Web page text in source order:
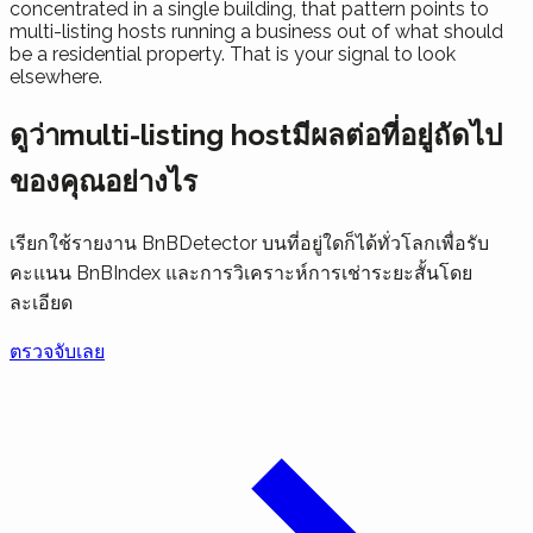
concentrated in a single building, that pattern points to
multi-listing hosts running a business out of what should
be a residential property. That is your signal to look
elsewhere.
ดูว่าmulti-listing hostมีผลต่อที่อยู่ถัดไป
ของคุณอย่างไร
เรียกใช้รายงาน BnBDetector บนที่อยู่ใดก็ได้ทั่วโลกเพื่อรับ
คะแนน BnBIndex และการวิเคราะห์การเช่าระยะสั้นโดย
ละเอียด
ตรวจจับเลย